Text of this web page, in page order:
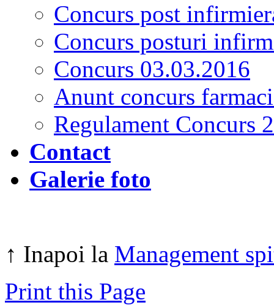
Concurs post
Concurs posturi
Concurs 03.03.2016
Anunt concurs
Regulament Concurs
Contact
Galerie foto
↑ Inapoi la Management
Print this Page